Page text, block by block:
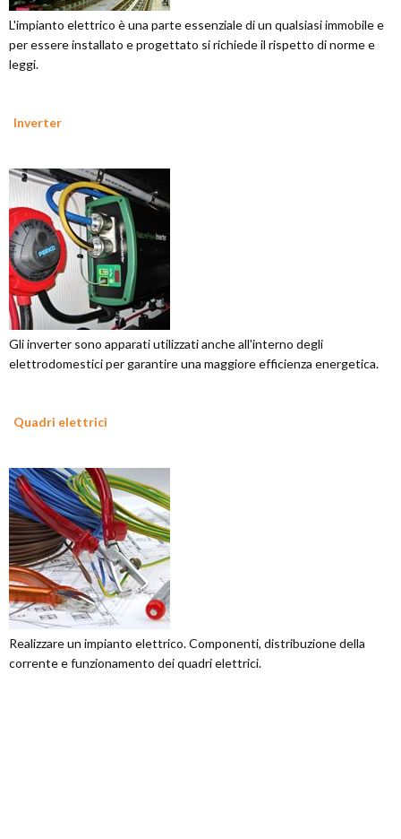
L'impianto elettrico è una parte essenziale di un qualsiasi immobile e
per essere installato e progettato si richiede il rispetto di norme e
leggi.
Inverter
Gli inverter sono apparati utilizzati anche all'interno degli
elettrodomestici per garantire una maggiore efficienza energetica.
Quadri elettrici
Realizzare un impianto elettrico. Componenti, distribuzione della
corrente e funzionamento dei quadri elettrici.